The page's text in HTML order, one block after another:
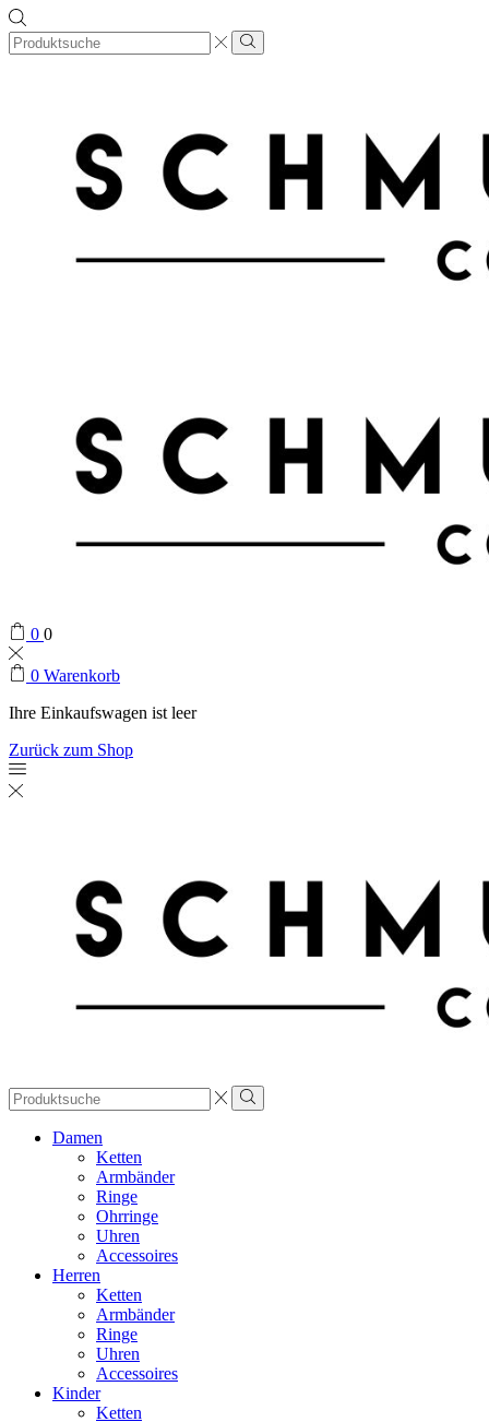
Search
input
0 0
0 Warenkorb
Ihre Einkaufswagen ist leer
Zurück zum Shop
Search
input
Damen
Ketten
Armbänder
Ringe
Ohrringe
Uhren
Accessoires
Herren
Ketten
Armbänder
Ringe
Uhren
Accessoires
Kinder
Ketten